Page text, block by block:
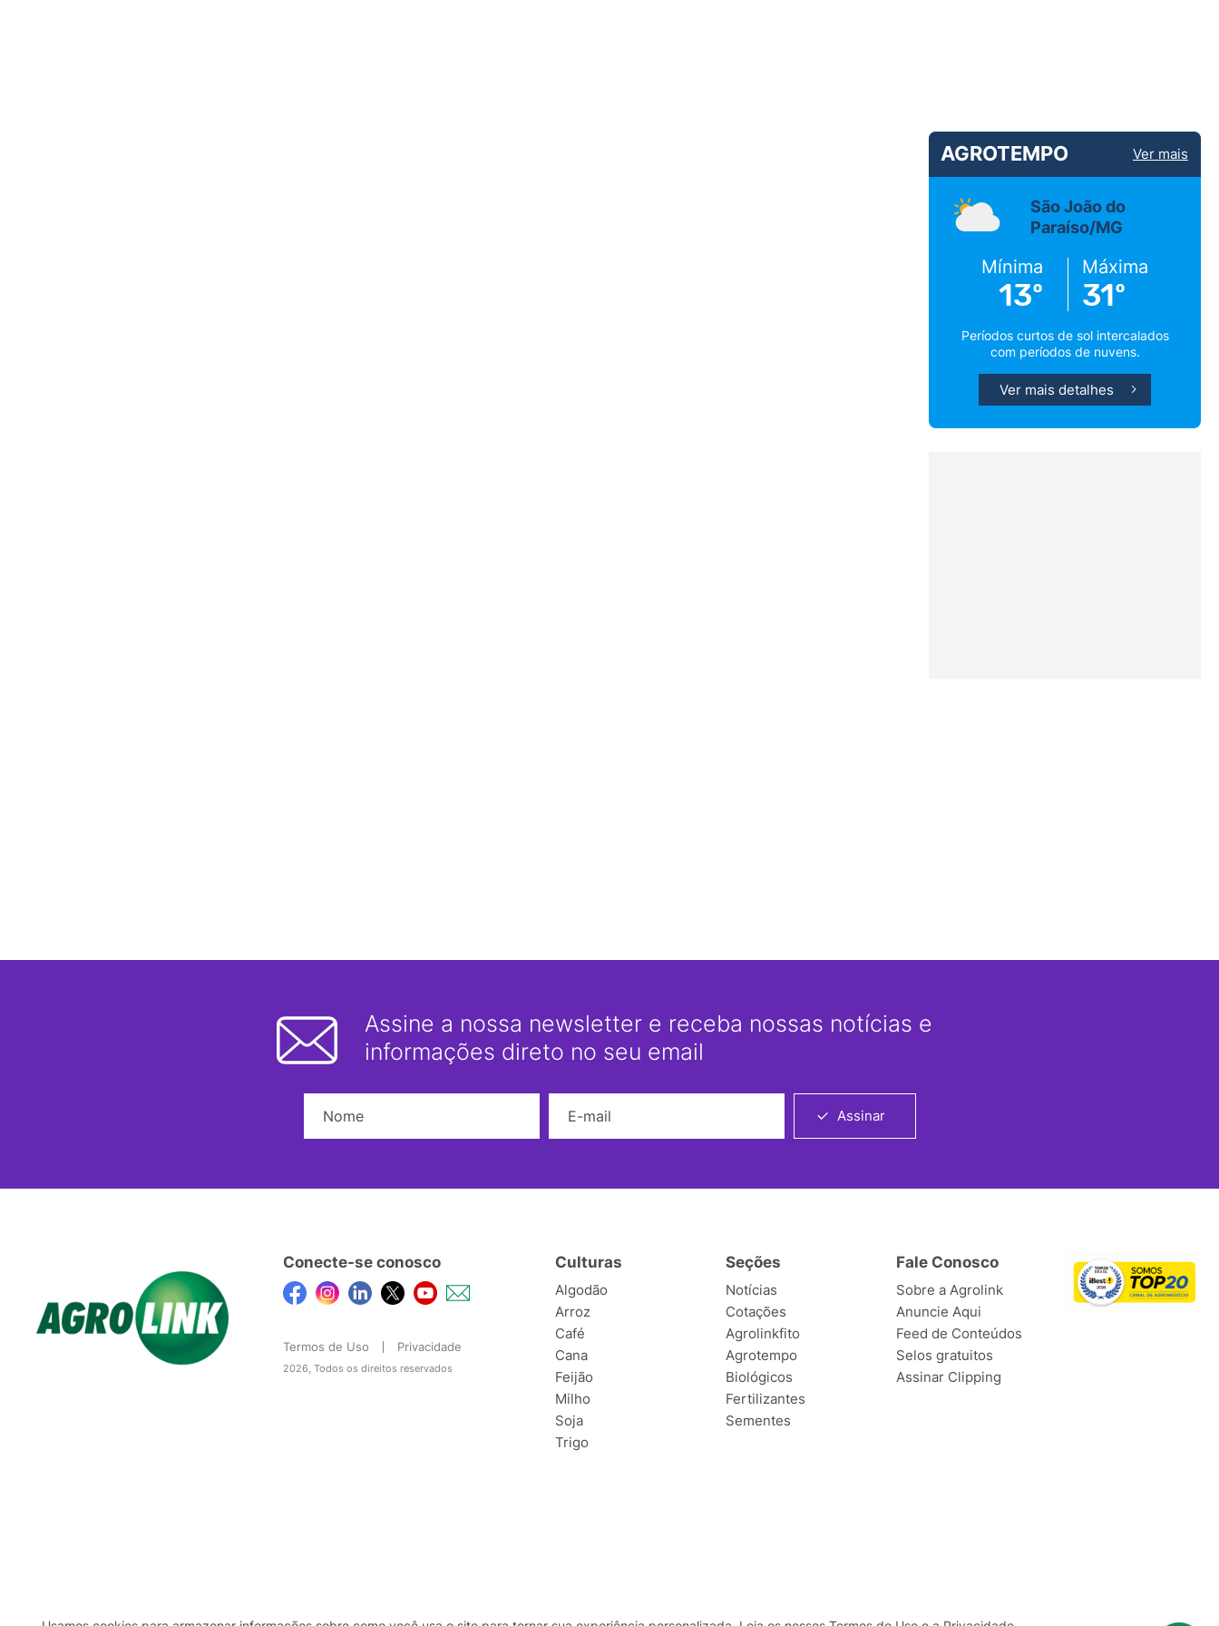
AGROTEMPO Ver mais
São João do
Paraíso/MG
Mínima
13º
Máxima
31º
Períodos curtos de sol intercalados
com períodos de nuvens.
Ver mais detalhes
Assine a nossa newsletter e receba nossas notícias e
informações direto no seu email
Assinar
Conecte-se conosco
Termos de Uso Privacidade
2026, Todos os direitos reservados
Culturas
Algodão
Arroz
Café
Cana
Feijão
Milho
Soja
Trigo
Seções
Notícias
Cotações
Agrolinkfito
Agrotempo
Biológicos
Fertilizantes
Sementes
Fale Conosco
Sobre a Agrolink
Anuncie Aqui
Feed de Conteúdos
Selos gratuitos
Assinar Clipping